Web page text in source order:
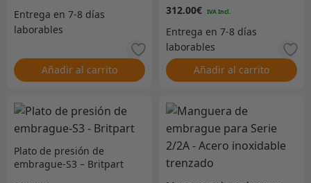
Añadir al carrito
312.00€
Añadir al carrito
Plato de presión de
embrague-S3 – Britpart